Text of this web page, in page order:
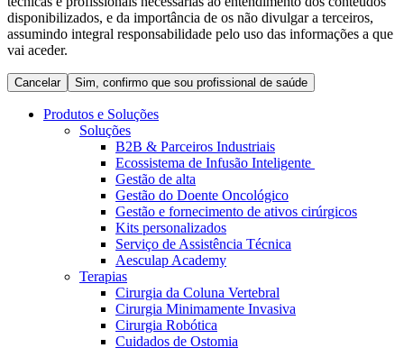
Terapias
Catálogo de Produtos
Encontre o produto que procura. Visite o catálogo de produtos
da B. Braun com o nosso portfólio completo.
Coordenamos os seus cuidados médicos quando recebe alta
do hospital. Para mais informações, visite a nossa página de
cuidados domiciliários.
Contactos
Centro de Inovação
Vamos impulsionar juntos a inovação na tecnologia médica.
Saiba mais sobre o nosso centro de inovação e apresente a sua
disponibilizados, e da importância de os não divulgar a terceiros,
assumindo integral responsabilidade pelo uso das informações a que
vai aceder.
Cancelar Sim, confirmo que sou profissional de saúde
Produtos e Soluções
Soluções
B2B & Parceiros Industriais
Ecossistema de Infusão Inteligente
Gestão de alta
Gestão do Doente Oncológico
Gestão e fornecimento de ativos cirúrgicos
Kits personalizados
Serviço de Assistência Técnica
Aesculap Academy
Terapias
Cirurgia da Coluna Vertebral
Cirurgia Minimamente Invasiva
Cirurgia Robótica
Cuidados de Ostomia